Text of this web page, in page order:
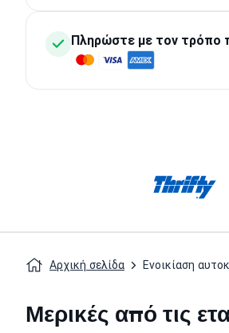
Πληρώστε με τον τρόπο
Αρχική σελίδα Ενοικίαση
Μερικές από τις